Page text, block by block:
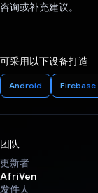
咨询或补充建议。
可采用以下设备打造
Android Firebase
团队
更新者
AfriVen
发件人